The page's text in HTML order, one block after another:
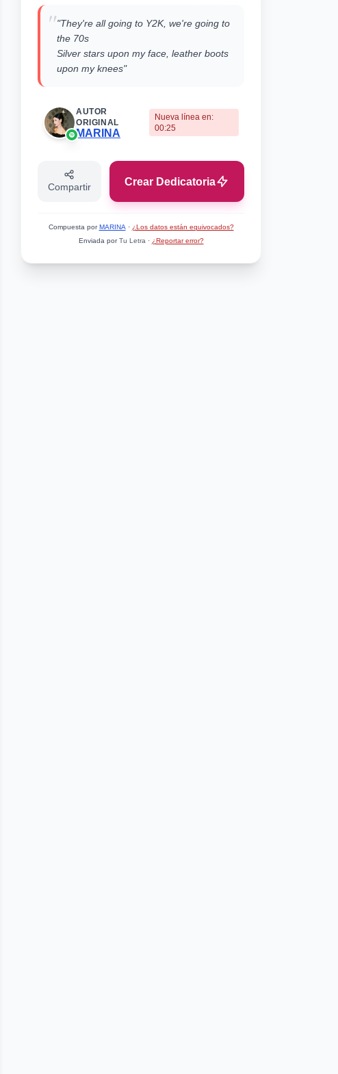
""They're all going to Y2K, we're going to
the 70s
Silver stars upon my face, leather boots
upon my knees"
AUTOR
ORIGINAL
MARINA
Nueva línea en:
00:25
Compartir Crear Dedicatoria
Compuesta porMARINA · ¿Los datos están equivocados?
Enviada porTu Letra · ¿Reportar error?